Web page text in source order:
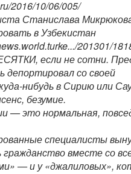
2016/10/06/005/
Станислава
в Узбекистан
201301/
если не сотни.
депортировал со своей
нибудь в Сирию или
безумие.
— это нормальная,
специалисты
вместе со
— и у «джалиловых»,